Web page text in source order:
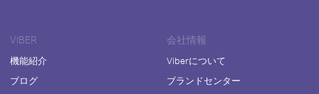
VIBER
機能紹介
ブログ
会社情報
Viberについて
ブランドセンター